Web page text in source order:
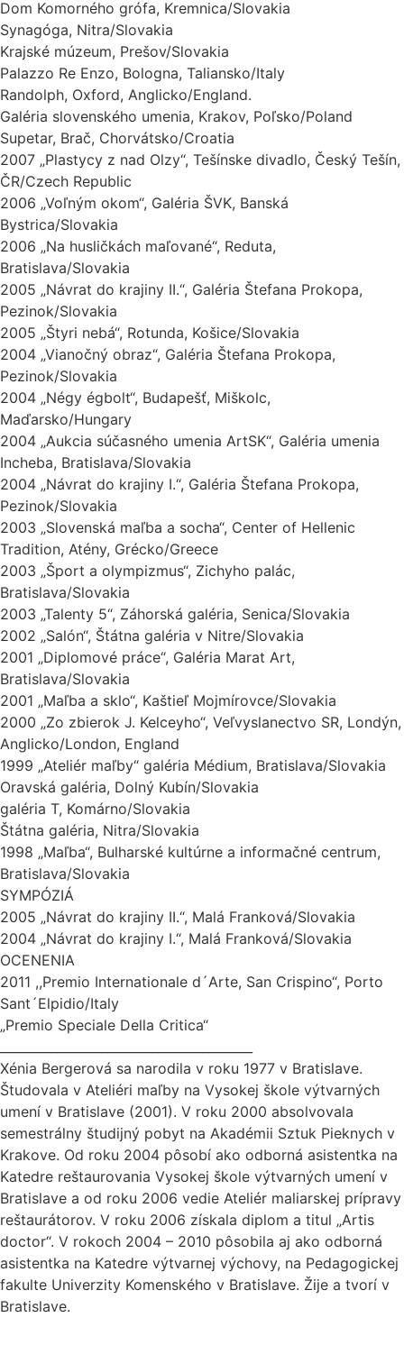
Dom Komorného grófa, Kremnica/Slovakia
Synagóga, Nitra/Slovakia
Krajské múzeum, Prešov/Slovakia
Palazzo Re Enzo, Bologna, Taliansko/Italy
Randolph, Oxford, Anglicko/England.
Galéria slovenského umenia, Krakov, Poľsko/Poland
Supetar, Brač, Chorvátsko/Croatia
2007 „Plastycy z nad Olzy“, Tešínske divadlo, Český Tešín,
ČR/Czech Republic
2006 „Voľným okom“, Galéria ŠVK, Banská
Bystrica/Slovakia
2006 „Na husličkách maľované“, Reduta,
Bratislava/Slovakia
2005 „Návrat do krajiny II.“, Galéria Štefana Prokopa,
Pezinok/Slovakia
2005 „Štyri nebá“, Rotunda, Košice/Slovakia
2004 „Vianočný obraz“, Galéria Štefana Prokopa,
Pezinok/Slovakia
2004 „Négy égbolt“, Budapešť, Miškolc,
Maďarsko/Hungary
2004 „Aukcia súčasného umenia ArtSK“, Galéria umenia
Incheba, Bratislava/Slovakia
2004 „Návrat do krajiny I.“, Galéria Štefana Prokopa,
Pezinok/Slovakia
2003 „Slovenská maľba a socha“, Center of Hellenic
Tradition, Atény, Grécko/Greece
2003 „Šport a olympizmus“, Zichyho palác,
Bratislava/Slovakia
2003 „Talenty 5“, Záhorská galéria, Senica/Slovakia
2002 „Salón“, Štátna galéria v Nitre/Slovakia
2001 „Diplomové práce“, Galéria Marat Art,
Bratislava/Slovakia
2001 „Maľba a sklo“, Kaštieľ Mojmírovce/Slovakia
2000 „Zo zbierok J. Kelceyho“, Veľvyslanectvo SR, Londýn,
Anglicko/London, England
1999 „Ateliér maľby“ galéria Médium, Bratislava/Slovakia
Oravská galéria, Dolný Kubín/Slovakia
galéria T, Komárno/Slovakia
Štátna galéria, Nitra/Slovakia
1998 „Maľba“, Bulharské kultúrne a informačné centrum,
Bratislava/Slovakia
SYMPÓZIÁ
2005 „Návrat do krajiny II.“, Malá Franková/Slovakia
2004 „Návrat do krajiny I.“, Malá Franková/Slovakia
OCENENIA
2011 ,,Premio Internationale d´Arte, San Crispino“, Porto
Sant´Elpidio/Italy
„Premio Speciale Della Critica“
Xénia Bergerová sa narodila v roku 1977 v Bratislave.
Študovala v Ateliéri maľby na Vysokej škole výtvarných
umení v Bratislave (2001). V roku 2000 absolvovala
semestrálny študijný pobyt na Akadémii Sztuk Pieknych v
Krakove. Od roku 2004 pôsobí ako odborná asistentka na
Katedre reštaurovania Vysokej škole výtvarných umení v
Bratislave a od roku 2006 vedie Ateliér maliarskej prípravy
reštaurátorov. V roku 2006 získala diplom a titul „Artis
doctor“. V rokoch 2004 – 2010 pôsobila aj ako odborná
asistentka na Katedre výtvarnej výchovy, na Pedagogickej
fakulte Univerzity Komenského v Bratislave. Žije a tvorí v
Bratislave.